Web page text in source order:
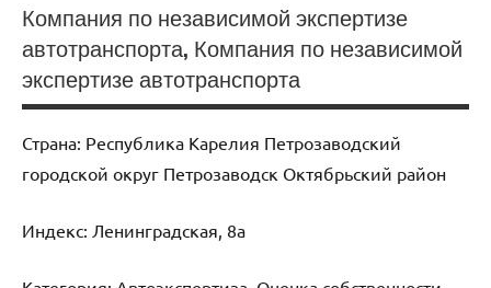
Компания по независимой экспертизе
автотранспорта, Компания по независимой
экспертизе автотранспорта
Страна: Республика Карелия Петрозаводский
городской округ Петрозаводск Октябрьский район
Индекс: Ленинградская, 8а